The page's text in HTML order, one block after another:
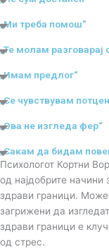
„Ми треба помош"
„Те молам разговарај
„Имам предлог“
„Се чувствувам
„Ова не изгледа фер“
„Сакам да бидам
Психологот Кортни
од најдобрите
здрави граници.
загрижени да
здрави граници е
од стрес.